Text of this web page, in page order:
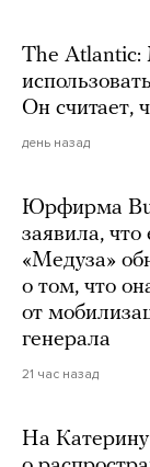
The Atlantic:
Он считает,
день назад
Юрфирма
заявила, что
«Медуза»
о том, что
от
генерала
21 час назад
На Катерину